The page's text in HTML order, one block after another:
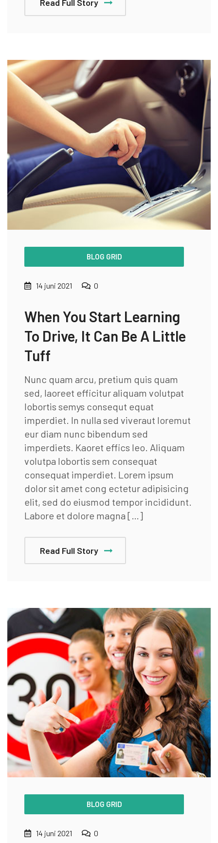
Read Full Story
BLOG GRID
14 juni 2021 0
When You Start Learning
To Drive, It Can Be A Little
Tuff
Nunc quam arcu, pretium quis quam
sed, laoreet efficitur aliquam volutpat
lobortis semys consequt equat
imperdiet. In nulla sed viveraut loremut
eur diam nunc bibendum sed
imperdiets. Kaoret effics leo. Aliquam
volutpa lobortis sem consequat
consequat imperdiet. Lorem ipsum
dolor sit amet cong ectetur adipisicing
elit, sed do eiusmod tempor incididunt.
Labore et dolore magna […]
Read Full Story
BLOG GRID
14 juni 2021 0